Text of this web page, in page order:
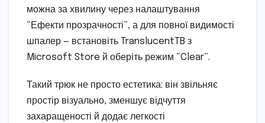
можна за хвилину через налаштування
“Ефекти прозрачності”, а для повної видимості
шпалер — встановіть TranslucentTB з
Microsoft Store й оберіть режим “Clear”.
Такий трюк не просто естетика: він звільняє
простір візуально, зменшує відчуття
захаращеності й додає легкості